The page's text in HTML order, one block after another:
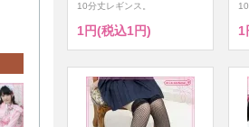
10分丈レギンス。
1円(税込1円) 1